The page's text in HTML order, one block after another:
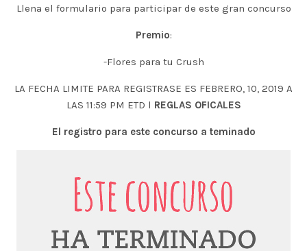
Llena el formulario para participar de este gran concurso
Premio:
-Flores para tu Crush
LA FECHA LIMITE PARA REGISTRASE ES FEBRERO, 10, 2019 A
LAS 11:59 PM ETD l REGLAS OFICALES
El registro para este concurso a teminado